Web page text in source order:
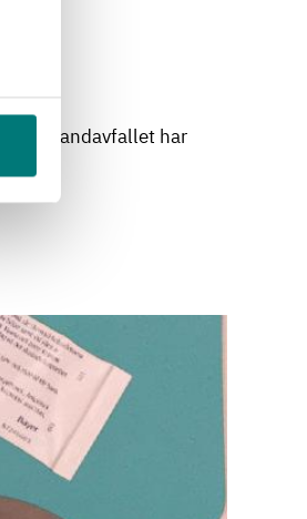
Blandavfallet har